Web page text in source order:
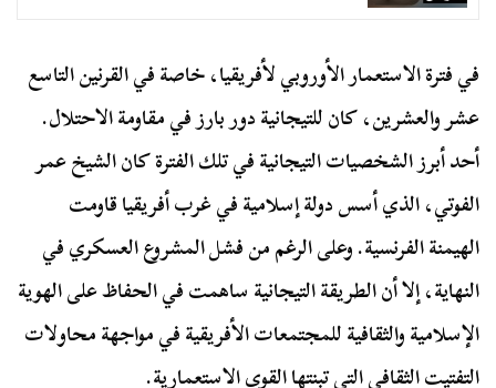
في فترة الاستعمار الأوروبي لأفريقيا، خاصة في القرنين التاسع
عشر والعشرين، كان للتيجانية دور بارز في مقاومة الاحتلال.
أحد أبرز الشخصيات التيجانية في تلك الفترة كان الشيخ عمر
الفوتي، الذي أسس دولة إسلامية في غرب أفريقيا قاومت
الهيمنة الفرنسية. وعلى الرغم من فشل المشروع العسكري في
النهاية، إلا أن الطريقة التيجانية ساهمت في الحفاظ على الهوية
الإسلامية والثقافية للمجتمعات الأفريقية في مواجهة محاولات
التفتيت الثقافي التي تبنتها القوى الاستعمارية.